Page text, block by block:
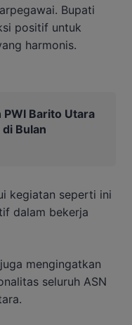
Bupati
positif untuk
harmonis.
PWI Barito Utara
Bulan
kegiatan seperti ini
dalam bekerja
mengingatkan
seluruh ASN